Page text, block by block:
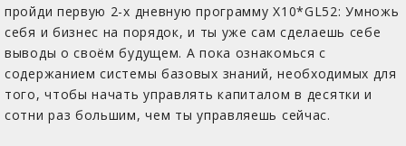
пройди первую 2-х дневную программу Х10*GL52: Умножь
себя и бизнес на порядок, и ты уже сам сделаешь себе
выводы о своём будущем. А пока ознакомься с
содержанием системы базовых знаний, необходимых для
того, чтобы начать управлять капиталом в десятки и
сотни раз большим, чем ты управляешь сейчас.